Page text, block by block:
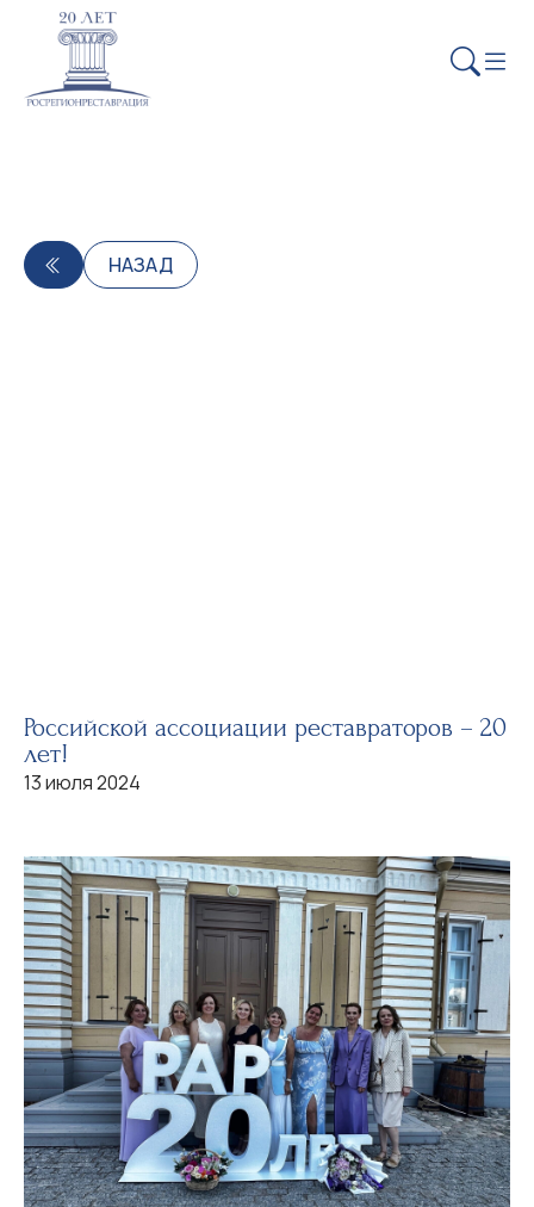
НАЗАД
Российской ассоциации реставраторов – 20
лет!
13 июля 2024